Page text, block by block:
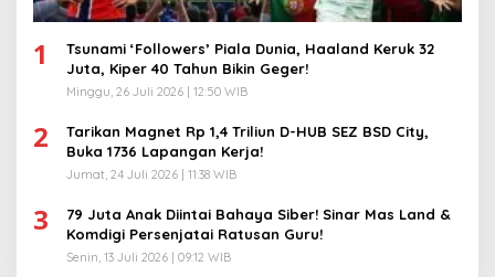
1
Tsunami ‘Followers’ Piala Dunia, Haaland Keruk 32
Juta, Kiper 40 Tahun Bikin Geger!
Minggu, 26 Juli 2026 | 12:50 WIB
2
Tarikan Magnet Rp 1,4 Triliun D-HUB SEZ BSD City,
Buka 1736 Lapangan Kerja!
Jumat, 24 Juli 2026 | 11:38 WIB
3
79 Juta Anak Diintai Bahaya Siber! Sinar Mas Land &
Komdigi Persenjatai Ratusan Guru!
Senin, 13 Juli 2026 | 09:12 WIB